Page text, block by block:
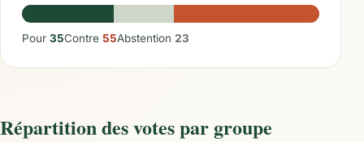
Pour 35Contre 55Abstention 23
Répartition des votes par groupe